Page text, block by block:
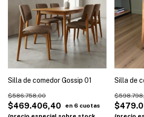
Silla de comedor Gossip 01
$469.406,40
$586.758,00
Silla de